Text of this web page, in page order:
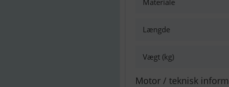
Materiale
Længde
Vægt (kg)
Motor / teknisk